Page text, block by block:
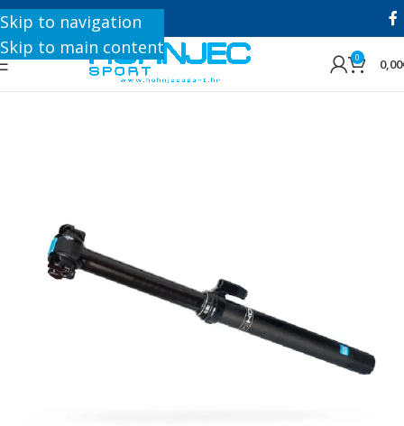
Skip to navigation
Skip to main content
+385 1 8896 200
0 0,00